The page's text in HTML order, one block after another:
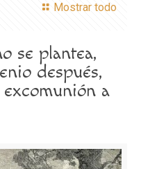
Mostrar todo
se plantea,
después,
a